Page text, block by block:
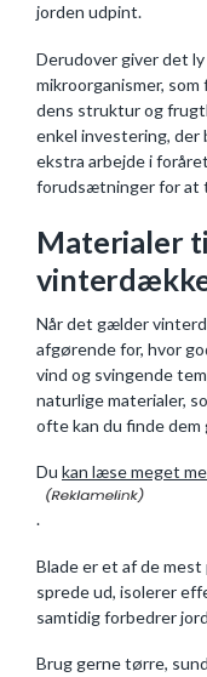
jorden udpint.
Derudover giver det
mikroorganismer,
dens struktur og
enkel investering, der
ekstra arbejde i
forudsætninger for at
Materialer
Når det gælder
afgørende for, hvor
vind og svingende
naturlige materialer,
ofte kan du finde dem
Du kan læse meget
.
Blade er et af de
sprede ud, isolerer
samtidig forbedrer
Brug gerne tørre,